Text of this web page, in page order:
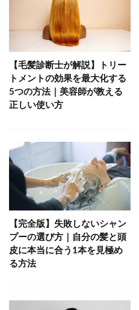
【毛髪診断士が解説】トリー
トメントの効果を最大化する
5つの方法｜美容師が教える
正しい使い方
【完全版】失敗しないシャン
プーの選び方｜自分の髪と頭
皮に本当に合う1本を見極め
る方法